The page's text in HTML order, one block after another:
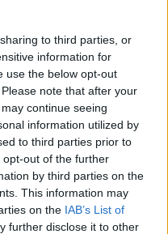
to third parties, or
information for
use the below opt-out
note that after your
continue seeing
information utilized by
to third parties prior to
out of the further
by third parties on the
This information may
on the IAB’s List of
further disclose it to other